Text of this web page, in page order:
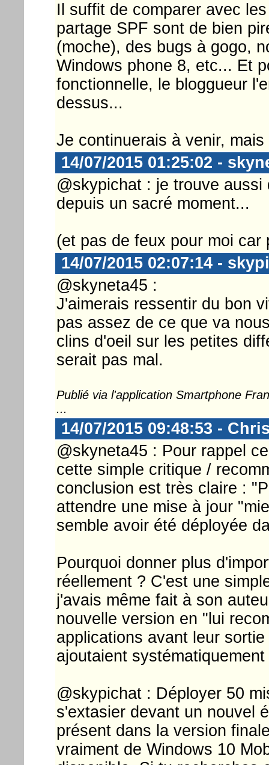
Il suffit de comparer avec
partage SPF sont de bien
(moche), des bugs à gogo,
Windows phone 8, etc... Et
fonctionnelle, le bloggueur
dessus...
Je continuerais à venir,
14/07/2015 01:25:02 -
@skypichat : je trouve
depuis un sacré moment...
(et pas de feux pour moi
14/07/2015 02:07:14 -
@skyneta45 :
J'aimerais ressentir du bon
pas assez de ce que va
clins d'oeil sur les petites
serait pas mal.
Publié via l'application Smartphone
...
14/07/2015 09:48:53 -
@skyneta45 : Pour rappel
cette simple critique /
conclusion est très claire :
attendre une mise à jour
semble avoir été déployée
Pourquoi donner plus
réellement ? C'est une
j'avais même fait à son
nouvelle version en "lui
applications avant leur
ajoutaient
@skypichat : Déployer 50
s'extasier devant un nouvel
présent dans la version
vraiment de Windows 10